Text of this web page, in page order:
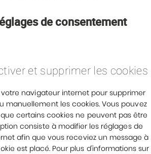
de consentement
et supprimer les cookies
navigateur internet pour supprimer
manuellement les cookies. Vous pouvez
certains cookies ne peuvent pas être
consiste à modifier les réglages de
afin que vous receviez un message à
est placé. Pour plus d’informations sur